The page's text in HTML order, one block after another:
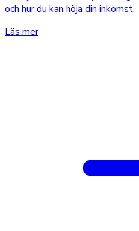
och hur du kan höja din inkomst.
Läs mer